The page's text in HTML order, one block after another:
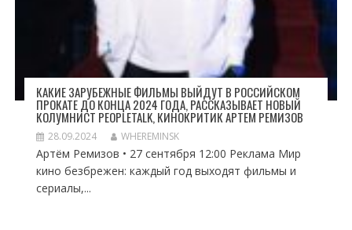
КАКИЕ ЗАРУБЕЖНЫЕ ФИЛЬМЫ ВЫЙДУТ В РОССИЙСКОМ
ПРОКАТЕ ДО КОНЦА 2024 ГОДА, РАССКАЗЫВАЕТ НОВЫЙ
КОЛУМНИСТ PEOPLETALK, КИНОКРИТИК АРТЕМ РЕМИЗОВ
28.09.2024 WHEREMINSK
Артём Ремизов • 27 сентября 12:00 Реклама Мир
кино безбрежен: каждый год выходят фильмы и
сериалы,...